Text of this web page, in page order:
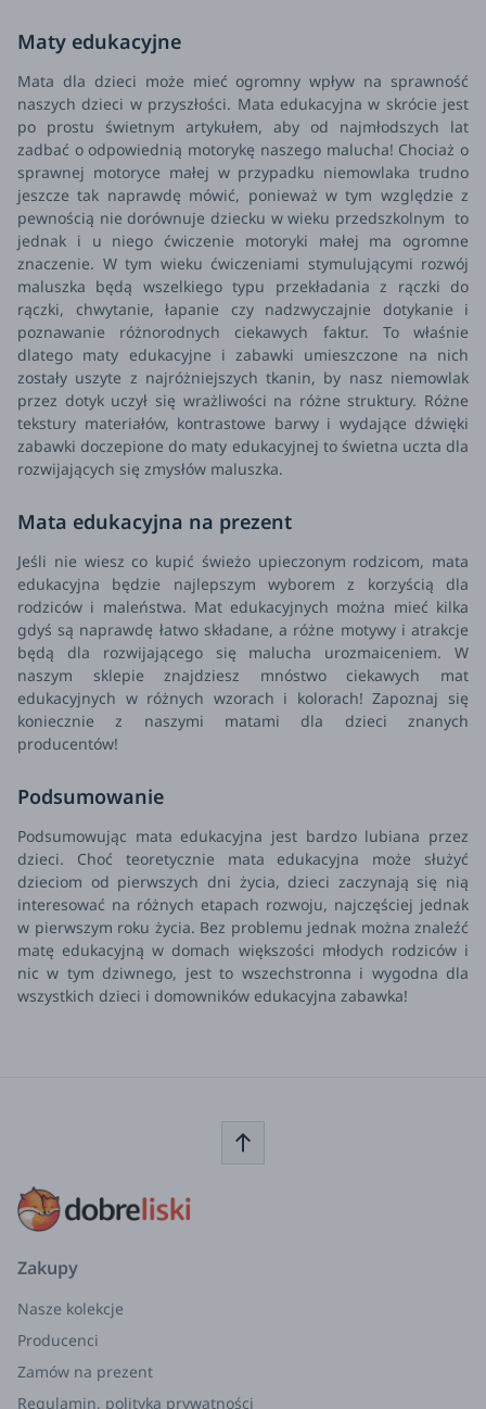
Maty edukacyjne
Mata dla dzieci może mieć ogromny wpływ na sprawność
naszych dzieci w przyszłości. Mata edukacyjna w skrócie jest
po prostu świetnym artykułem, aby od najmłodszych lat
zadbać o odpowiednią motorykę naszego malucha! Chociaż o
sprawnej motoryce małej w przypadku niemowlaka trudno
jeszcze tak naprawdę mówić, ponieważ w tym względzie z
pewnością nie dorównuje dziecku w wieku przedszkolnym to
jednak i u niego ćwiczenie motoryki małej ma ogromne
znaczenie. W tym wieku ćwiczeniami stymulującymi rozwój
maluszka będą wszelkiego typu przekładania z rączki do
rączki, chwytanie, łapanie czy nadzwyczajnie dotykanie i
poznawanie różnorodnych ciekawych faktur. To właśnie
dlatego maty edukacyjne i zabawki umieszczone na nich
zostały uszyte z najróżniejszych tkanin, by nasz niemowlak
przez dotyk uczył się wrażliwości na różne struktury. Różne
tekstury materiałów, kontrastowe barwy i wydające dźwięki
zabawki doczepione do maty edukacyjnej to świetna uczta dla
rozwijających się zmysłów maluszka.
Mata edukacyjna na prezent
Jeśli nie wiesz co kupić świeżo upieczonym rodzicom, mata
edukacyjna będzie najlepszym wyborem z korzyścią dla
rodziców i maleństwa. Mat edukacyjnych można mieć kilka
gdyś są naprawdę łatwo składane, a różne motywy i atrakcje
będą dla rozwijającego się malucha urozmaiceniem. W
naszym sklepie znajdziesz mnóstwo ciekawych mat
edukacyjnych w różnych wzorach i kolorach! Zapoznaj się
koniecznie z naszymi matami dla dzieci znanych
producentów!
Podsumowanie
Podsumowując mata edukacyjna jest bardzo lubiana przez
dzieci. Choć teoretycznie mata edukacyjna może służyć
dzieciom od pierwszych dni życia, dzieci zaczynają się nią
interesować na różnych etapach rozwoju, najczęściej jednak
w pierwszym roku życia. Bez problemu jednak można znaleźć
matę edukacyjną w domach większości młodych rodziców i
nic w tym dziwnego, jest to wszechstronna i wygodna dla
wszystkich dzieci i domowników edukacyjna zabawka!
Zakupy
Nasze kolekcje
Producenci
Zamów na prezent
Regulamin, polityka prywatności